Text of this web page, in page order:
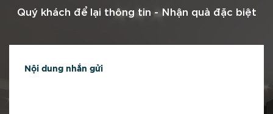
Quý khách để lại thông tin -Nhận quà đặc biệt
Nội dung nhắn gửi